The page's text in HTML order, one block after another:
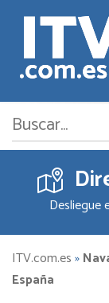
Cita ITV
Cambiar o
Empresas ITV
Documentación
Desliegue
ITV.com.es»
España